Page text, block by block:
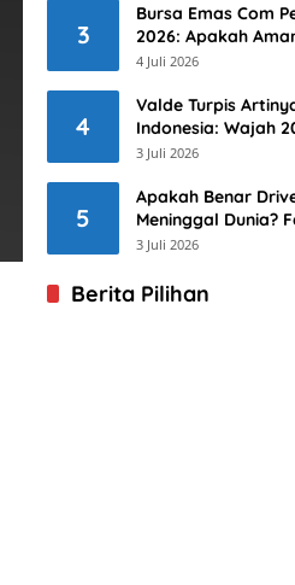
3
Bursa Emas Com
2026: Apakah
4 Juli 2026
4
Valde Turpis
Indonesia: Wajah
3 Juli 2026
5
Apakah Benar
Meninggal Dunia?
3 Juli 2026
Berita Pilihan